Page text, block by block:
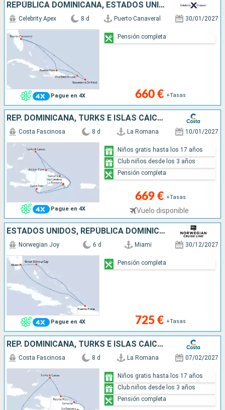
REPÚBLICA DOMINICANA, ESTADOS UNIDOS
Pague en 4X
Celebrity Apex 8 d Puerto Canaveral 30/01/2027
660 € +Tasas
Pensión completa
REP. DOMINICANA, TURKS E ISLAS CAICOS
Pague en 4X
Costa Fascinosa 8 d La Romana 10/01/2027
669 € +Tasas
Vuelo disponible
Niños gratis hasta los 17 años
Club niños desde los 3 años
Pensión completa
ESTADOS UNIDOS, REPÚBLICA DOMINICANA, BAHAMAS
Pague en 4X
Norwegian Joy 6 d Miami 30/12/2027
725 € +Tasas
Pensión completa
REP. DOMINICANA, TURKS E ISLAS CAICOS
Costa Fascinosa 8 d La Romana 07/02/2027
Niños gratis hasta los 17 años
Club niños desde los 3 años
Pensión completa